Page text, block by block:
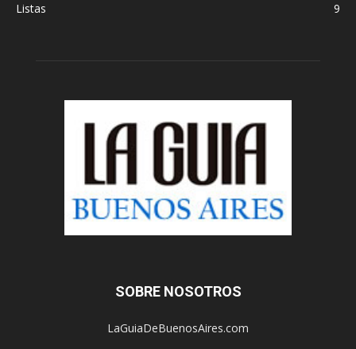
Listas
9
SOBRE NOSOTROS
LaGuiaDeBuenosAires.com